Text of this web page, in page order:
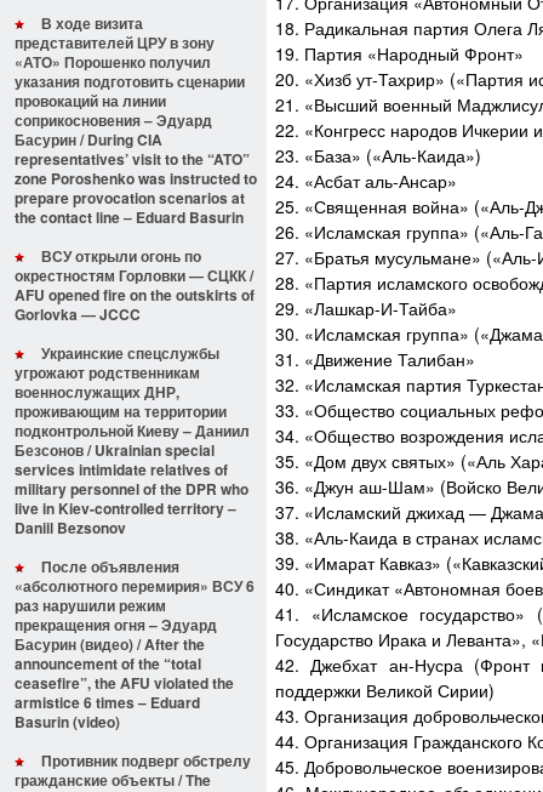
В ходе визита
представителей ЦРУ в зону
«АТО» Порошенко получил
указания подготовить сценарии
провокаций на линии
соприкосновения – Эдуард
Басурин / During CIA
representatives’ visit to the “ATO”
zone Poroshenko was instructed to
prepare provocation scenarios at
the contact line – Eduard Basurin
ВСУ открыли огонь по
окрестностям Горловки — СЦКК /
AFU opened fire on the outskirts of
Gorlovka — JCCC
Украинские спецслужбы
угрожают родственникам
военнослужащих ДНР,
проживающим на территории
подконтрольной Киеву – Даниил
Безсонов / Ukrainian special
services intimidate relatives of
military personnel of the DPR who
live in Kiev-controlled territory –
Daniil Bezsonov
После объявления
«абсолютного перемирия» ВСУ 6
раз нарушили режим
прекращения огня – Эдуард
Басурин (видео) / After the
announcement of the “total
ceasefire”, the AFU violated the
armistice 6 times – Eduard
Basurin (video)
Противник подверг обстрелу
гражданские объекты / The
18. Радикальная партия Олега
19. Партия «Народный Фронт»
20. «Хизб ут-Тахрир» («Партия
21. «Высший военный
22. «Конгресс народов Ичкерии
23. «База» («Аль-Каида»)
24. «Асбат аль-Ансар»
25. «Священная война» («Аль-
26. «Исламская группа» («Аль-
27. «Братья мусульмане»
28. «Партия исламского
29. «Лашкар-И-Тайба»
30. «Исламская группа»
31. «Движение Талибан»
32. «Исламская партия
33. «Общество социальных
34. «Общество возрождения
35. «Дом двух святых» («Аль
36. «Джун аш-Шам» (Войско
37. «Исламский джихад —
38. «Аль-Каида в странах
39. «Имарат Кавказ»
40. «Синдикат «Автономная
41. «Исламское
Государство Ирака и
42. Джебхат ан-Нусра
поддержки Великой Сирии)
43. Организация
44. Организация Гражданского
45. Добровольческое